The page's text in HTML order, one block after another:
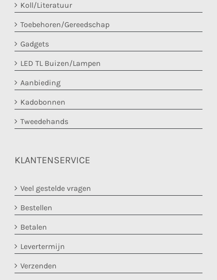
Koll/Literatuur
Toebehoren/Gereedschap
Gadgets
LED TL Buizen/Lampen
Aanbieding
Kadobonnen
Tweedehands
KLANTENSERVICE
Veel gestelde vragen
Bestellen
Betalen
Levertermijn
Verzenden